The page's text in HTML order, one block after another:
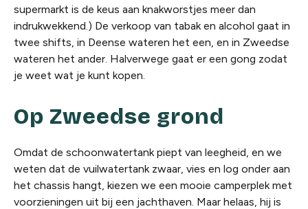
supermarkt is de keus aan knakworstjes meer dan
indrukwekkend.) De verkoop van tabak en alcohol gaat in
twee shifts, in Deense wateren het een, en in Zweedse
wateren het ander. Halverwege gaat er een gong zodat
je weet wat je kunt kopen.
Op Zweedse grond
Omdat de schoonwatertank piept van leegheid, en we
weten dat de vuilwatertank zwaar, vies en log onder aan
het chassis hangt, kiezen we een mooie camperplek met
voorzieningen uit bij een jachthaven. Maar helaas, hij is